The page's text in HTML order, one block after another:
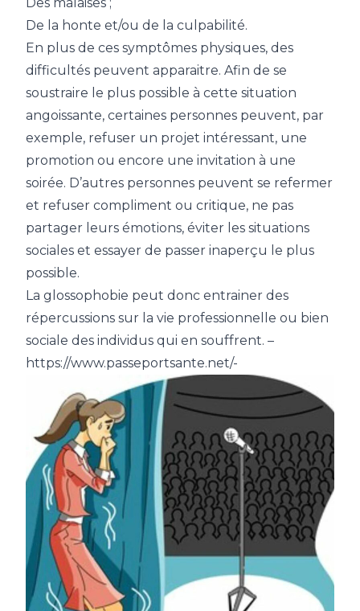
De la honte et/ou de la culpabilité.
En plus de ces symptômes physiques, des
difficultés peuvent apparaitre. Afin de se
soustraire le plus possible à cette situation
angoissante, certaines personnes peuvent, par
exemple, refuser un projet intéressant, une
promotion ou encore une invitation à une
soirée. D’autres personnes peuvent se refermer
et refuser compliment ou critique, ne pas
partager leurs émotions, éviter les situations
sociales et essayer de passer inaperçu le plus
possible.
La glossophobie peut donc entrainer des
répercussions sur la vie professionnelle ou bien
sociale des individus qui en souffrent. –
https://www.passeportsante.net/-